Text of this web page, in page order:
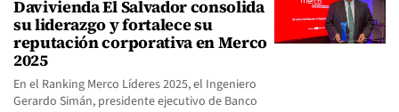
Davivienda El Salvador consolida
su liderazgo y fortalece su
reputación corporativa en Merco
2025
En el Ranking Merco Líderes 2025, el Ingeniero
Gerardo Simán, presidente ejecutivo de Banco